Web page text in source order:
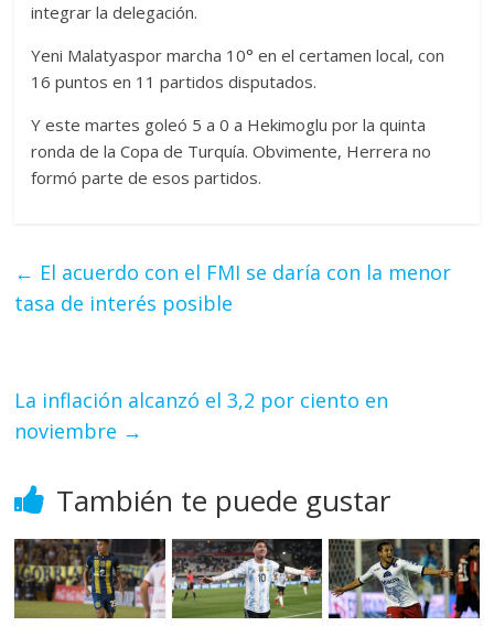
integrar la delegación.
Yeni Malatyaspor marcha 10° en el certamen local, con
16 puntos en 11 partidos disputados.
Y este martes goleó 5 a 0 a Hekimoglu por la quinta
ronda de la Copa de Turquía. Obvimente, Herrera no
formó parte de esos partidos.
← El acuerdo con el FMI se daría con la menor
tasa de interés posible
La inflación alcanzó el 3,2 por ciento en
noviembre →
También te puede gustar